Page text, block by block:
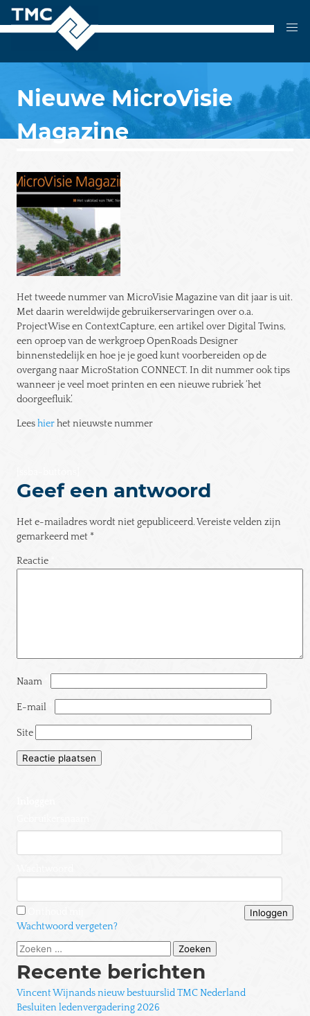
Nieuwe MicroVisie
Magazine
Het tweede nummer van MicroVisie Magazine van dit jaar is uit.
Met daarin wereldwijde gebruikerservaringen over o.a.
ProjectWise en ContextCapture, een artikel over Digital Twins,
een oproep van de werkgroep OpenRoads Designer
binnenstedelijk en hoe je je goed kunt voorbereiden op de
overgang naar MicroStation CONNECT. In dit nummer ook tips
wanneer je veel moet printen en een nieuwe rubriek ‘het
doorgeefluik’.
Leeshierhet nieuwste nummer
Geef een antwoord
Het e-mailadres wordt niet gepubliceerd.Vereiste velden zijn
gemarkeerd met *
Reactie
Naam
E-mail
Site
Wachtwoord vergeten?
Zoeken
Recente berichten
Vincent Wijnands nieuw bestuurslid TMC Nederland
Besluiten ledenvergadering 2026